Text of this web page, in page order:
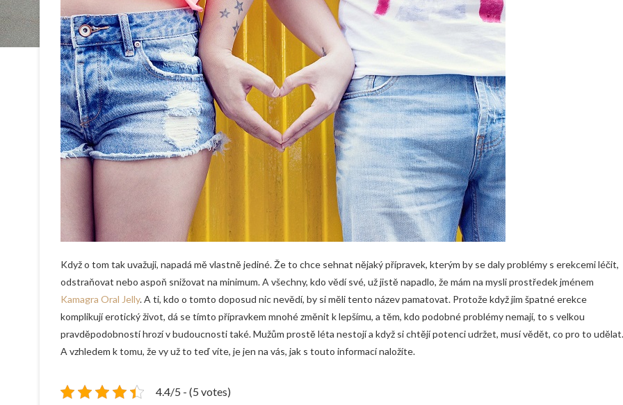
Když o tom tak uvažuji, napadá mě vlastně jediné. Že to chce sehnat nějaký přípravek, kterým by se daly problémy s erekcemi léčit,
odstraňovat nebo aspoň snižovat na minimum. A všechny, kdo vědí své, už jistě napadlo, že mám na mysli prostředek jménem
Kamagra Oral Jelly. A ti, kdo o tomto doposud nic nevědí, by si měli tento název pamatovat. Protože když jim špatné erekce
komplikují erotický život, dá se tímto přípravkem mnohé změnit k lepšímu, a těm, kdo podobné problémy nemají, to s velkou
pravděpodobností hrozí v budoucnosti také. Mužům prostě léta nestojí a když si chtějí potenci udržet, musí vědět, co pro to udělat.
A vzhledem k tomu, že vy už to teď víte, je jen na vás, jak s touto informací naložíte.
4.4/5 - (5 votes)